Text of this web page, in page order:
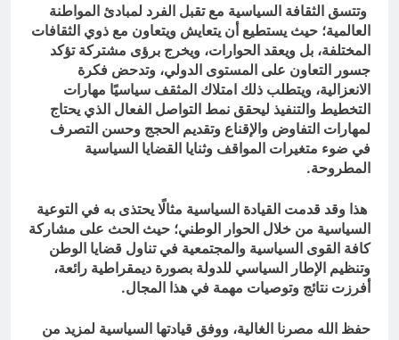
وتتسق الثقافة السياسية مع تقبل الفرد لمبادئ المواطنة
العالمية؛ حيث يستطيع أن يتعايش ويتعاون مع ذوي الثقافات
المختلفة، بل ويعقد الحوارات، ويخرج برؤى مشتركة تؤكد
جسور التعاون على المستوى الدولي، وتدحض فكرة
الانعزالية، ويتطلب ذلك امتلاك المثقف سياسيًا مهارات
التخطيط والتنفيذ ليحقق نمط التواصل الفعال الذي يحتاج
لمهارات التفاوض والإقناع وتقديم الحجج وحسن التصرف
في ضوء متغيرات المواقف وثنايا القضايا السياسية
المطروحة.
هذا وقد قدمت القيادة السياسية مثالًا يحتذى به في التوعية
السياسية من خلال الحوار الوطني؛ حيث الحث على مشاركة
كافة القوى السياسية والمجتمعية في تناول قضايا الوطن
وتنظيم الإطار السياسي للدولة بصورة ديمقراطية رائعة،
أفرزت نتائج وتوصيات مهمة في هذا المجال.
حفظ الله مصرنا الغالية، ووفق قيادتها السياسية لمزيد من